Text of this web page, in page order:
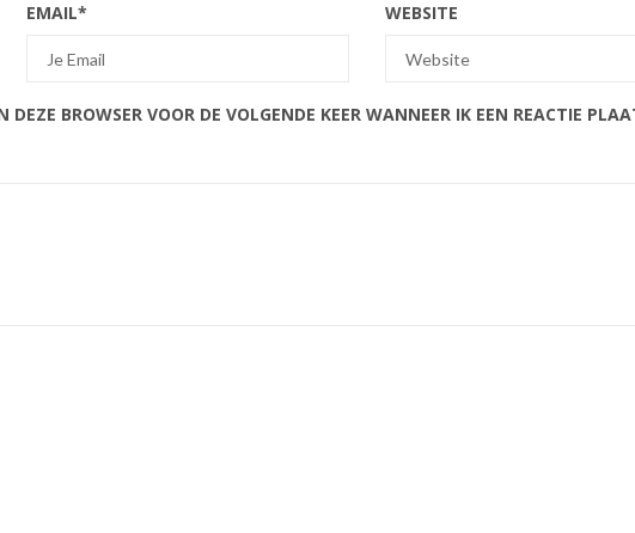
EMAIL* WEBSITE
BROWSER VOOR DE VOLGENDE KEER WANNEER IK EEN REACTIE